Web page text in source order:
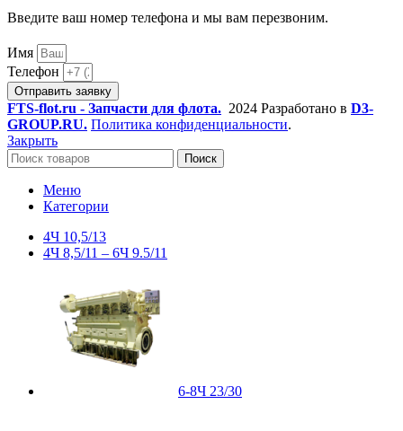
Введите ваш номер телефона и мы вам перезвоним.
Имя
Телефон
Отправить заявку
FTS-flot.ru - Запчасти для флота. 2024 Разработано в D3-
GROUP.RU. Политика конфиденциальности.
Закрыть
Поиск
Меню
Категории
4Ч 10,5/13
4Ч 8,5/11 – 6Ч 9.5/11
6-8Ч 23/30